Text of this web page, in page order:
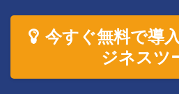
今すぐ無料で導
ジネスツ